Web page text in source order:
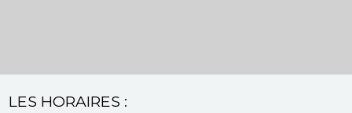
LES HORAIRES :